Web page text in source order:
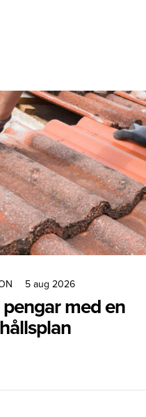
5 aug 2026
med en